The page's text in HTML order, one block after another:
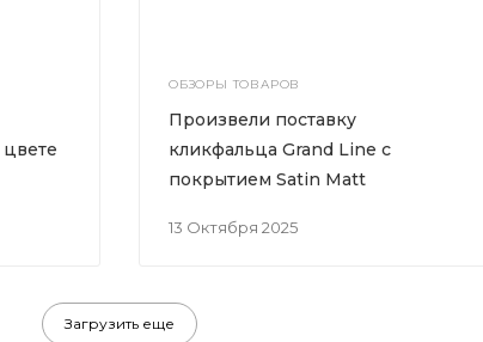
ОБЗОРЫ ТОВАРОВ
13 Октября 2025
Произвели поставку
кликфальца Grand Line с
покрытием Satin Matt
Загрузить еще